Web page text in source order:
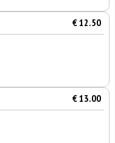
€ 12.50
€ 13.00